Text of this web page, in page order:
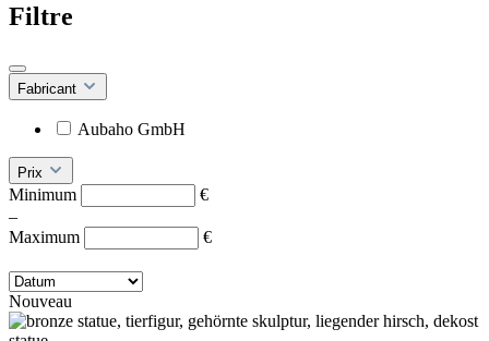
Filtre
Fabricant
Aubaho GmbH
Prix
Minimum
€
–
Maximum
€
Nouveau